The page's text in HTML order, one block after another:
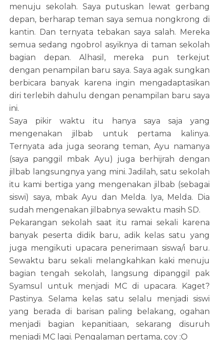
menuju sekolah. Saya putuskan lewat gerbang
depan, berharap teman saya semua nongkrong di
kantin. Dan ternyata tebakan saya salah. Mereka
semua sedang ngobrol asyiknya di taman sekolah
bagian depan. Alhasil, mereka pun terkejut
dengan penampilan baru saya. Saya agak sungkan
berbicara banyak karena ingin mengadaptasikan
diri terlebih dahulu dengan penampilan baru saya
ini.
Saya pikir waktu itu hanya saya saja yang
mengenakan jilbab untuk pertama kalinya.
Ternyata ada juga seorang teman, Ayu namanya
(saya panggil mbak Ayu) juga berhijrah dengan
jilbab langsungnya yang mini. Jadilah, satu sekolah
itu kami bertiga yang mengenakan jilbab (sebagai
siswi) saya, mbak Ayu dan Melda. Iya, Melda. Dia
sudah mengenakan jilbabnya sewaktu masih SD.
Pekarangan sekolah saat itu ramai sekali karena
banyak peserta didik baru, adik kelas satu yang
juga mengikuti upacara penerimaan siswa/i baru.
Sewaktu baru sekali melangkahkan kaki menuju
bagian tengah sekolah, langsung dipanggil pak
Syamsul untuk menjadi MC di upacara. Kaget?
Pastinya. Selama kelas satu selalu menjadi siswi
yang berada di barisan paling belakang, ogahan
menjadi bagian kepanitiaan, sekarang disuruh
menjadi MC lagi. Pengalaman pertama, coy :O